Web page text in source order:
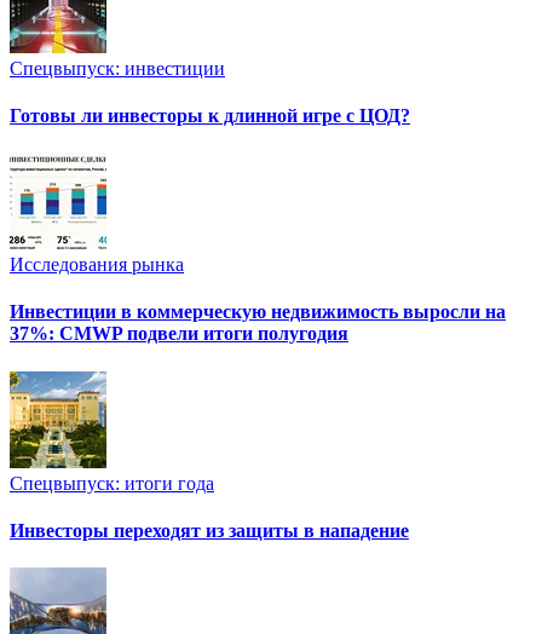
Спецвыпуск: инвестиции
Готовы ли инвесторы к длинной игре с ЦОД?
Исследования рынка
Инвестиции в коммерческую недвижимость выросли на
37%: CMWP подвели итоги полугодия
Спецвыпуск: итоги года
Инвесторы переходят из защиты в нападение